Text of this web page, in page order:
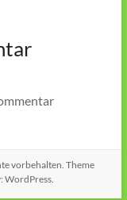
vorbehalten. Theme
WordPress.